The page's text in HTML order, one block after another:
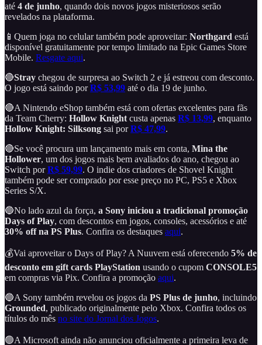
até 4 de junho, quando dois novos jogos misteriosos serão
revelados na plataforma.
📱Quem joga no celular também pode aproveitar: Northgard está
disponível gratuitamente por tempo limitado na Epic Games Store
Mobile. Resgate aqui.
🔴Stray chegou de surpresa ao Switch 2 e já estreou com desconto.
O jogo está saindo porR$ 53,99 até o dia 19 de junho.
🔴A Nintendo eShop também está com ofertas excelentes para fãs
da Team Cherry: Hollow Knight custa apenas R$ 13,99, enquanto
Hollow Knight: Silksong sai porR$ 47,99.
🔴Se você procura um lançamento mais em conta, Mina the
Hollower, um dos jogos mais bem avaliados do ano, chegou ao
Switch porR$ 59,99. O indie dos criadores de Shovel Knight
também pode ser comprado por esse preço no PC, PS5 e Xbox
Series S/X.
🔵No lado azul da força, a Sony iniciou a tradicional promoção
Days of Play, com descontos em jogos, consoles, acessórios e até
30% off na PS Plus. Confira os destaques aqui.
💰Vai aproveitar o Days of Play? A Nuuvem está oferecendo 5% de
desconto em gift cards PlayStation usando o cupom CONSOLE5
em compras via Pix. Confira a promoção aqui.
🔵A Sony também revelou os jogos da PS Plus de junho, incluindo
Grounded, publicado originalmente pelo Xbox. Confira todos os
títulos do mês no site do Jornal dos Jogos.
🟢A Microsoft ainda não anunciou oficialmente a primeira leva de